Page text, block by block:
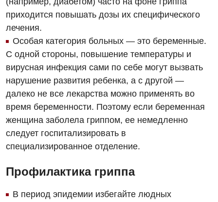
Детская оториноларингология
Детская офтальмология
Детская урология
Детская эндокринология
приходится повышать дозы их специфического
лечения.
Особая категория больных — это беременные.
С одной стороны, повышение температуры и
вирусная инфекция сами по себе могут вызвать
нарушение развития ребенка, а с другой —
далеко не все лекарства можно применять во
время беременности. Поэтому если беременная
женщина заболела гриппом, ее немедленно
следует госпитализировать в
специализированное отделение.
Профилактика гриппа
В период эпидемии избегайте людных